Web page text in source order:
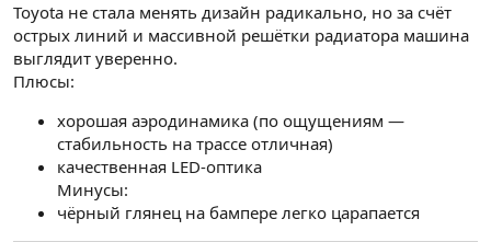
Toyota не стала менять дизайн радикально, но за счёт
острых линий и массивной решётки радиатора машина
выглядит уверенно.
Плюсы:
хорошая аэродинамика (по ощущениям —
стабильность на трассе отличная)
качественная LED-оптика
Минусы:
чёрный глянец на бампере легко царапается